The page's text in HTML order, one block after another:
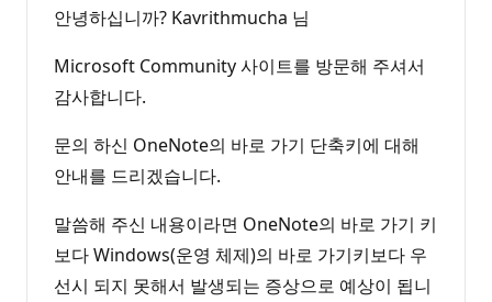
안녕하십니까? Kavrithmucha 님
Microsoft Community 사이트를 방문해 주셔서
감사합니다.
문의 하신 OneNote의 바로 가기 단축키에 대해
안내를 드리겠습니다.
말씀해 주신 내용이라면 OneNote의 바로 가기 키
보다 Windows(운영 체제)의 바로 가기키보다 우
선시 되지 못해서 발생되는 증상으로 예상이 됩니